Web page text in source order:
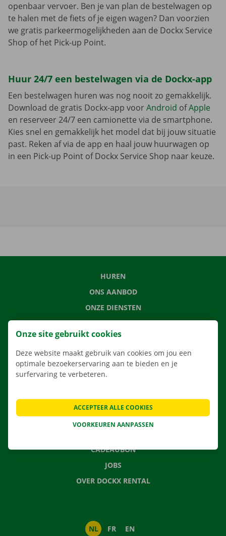
openbaar vervoer. Ben je van plan de bestelwagen op
te halen met de fiets of je eigen wagen? Dan voorzien
we gratis parkeermogelijkheden aan de Dockx Service
Shop of het Pick-up Point.
Huur 24/7 een bestelwagen via de Dockx-app
Een bestelwagen huren was nog nooit zo gemakkelijk.
Download de gratis Dockx-app voorAndroid ofApple
en reserveer 24/7 een camionette via de smartphone.
Kies snel en gemakkelijk het model dat bij jouw situatie
past. Reken af via de app en haal jouw huurwagen op
in een Pick-up Point of Dockx Service Shop naar keuze.
HUREN
ONS AANBOD
ONZE DIENSTEN
LOCATIES
APP
VERHUISOPLOSSINGEN
CONTACTEER ONS
VEELGESTELDE VRAGEN
CADEAUBON
JOBS
OVER DOCKX RENTAL
NL FR EN
Onze site gebruikt cookies
Deze website maakt gebruik van cookies om jou een
optimale bezoekerservaring aan te bieden en je
surfervaring te verbeteren.
VOORKEUREN AANPASSEN
ACCEPTEER ALLE COOKIES